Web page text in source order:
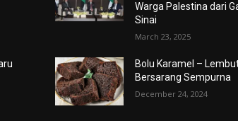
Warga Palestina dari
Sinai
March 23, 2025
Bolu Karamel –
Bersarang Sempurna
December 24, 2024